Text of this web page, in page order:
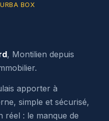
BOX
, Montilien depuis
apporter à
simple et sécurisé,
réel : le manque de